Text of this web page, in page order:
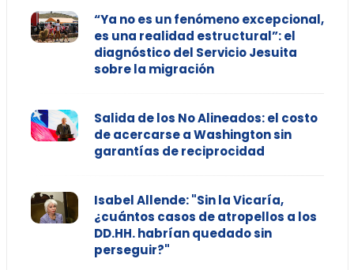
“Ya no es un fenómeno excepcional,
es una realidad estructural”: el
diagnóstico del Servicio Jesuita
sobre la migración
Salida de los No Alineados: el costo
de acercarse a Washington sin
garantías de reciprocidad
Isabel Allende: "Sin la Vicaría,
¿cuántos casos de atropellos a los
DD.HH. habrían quedado sin
perseguir?"